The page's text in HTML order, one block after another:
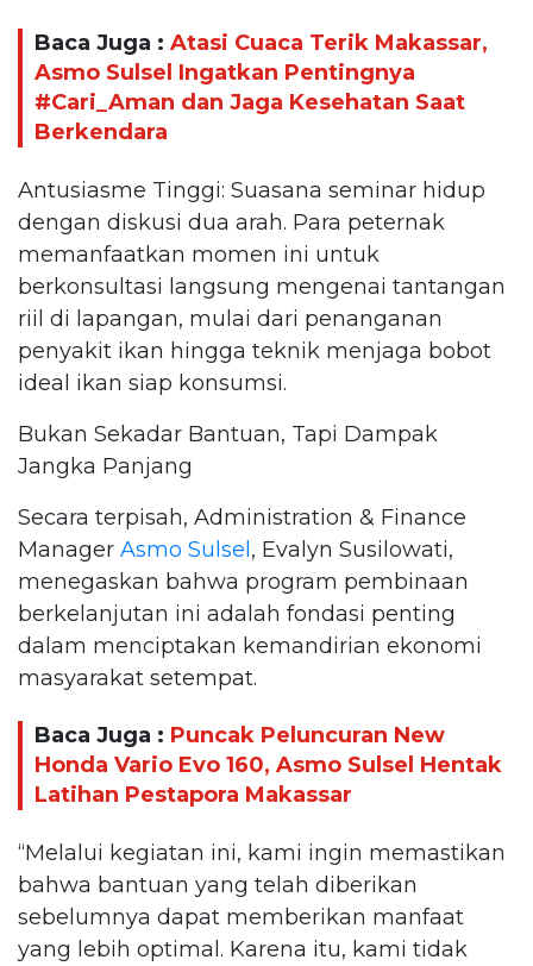
Baca Juga : Atasi Cuaca Terik Makassar,
Asmo Sulsel Ingatkan Pentingnya
#Cari_Aman dan Jaga Kesehatan Saat
Berkendara
Antusiasme Tinggi: Suasana seminar hidup
dengan diskusi dua arah. Para peternak
memanfaatkan momen ini untuk
berkonsultasi langsung mengenai tantangan
riil di lapangan, mulai dari penanganan
penyakit ikan hingga teknik menjaga bobot
ideal ikan siap konsumsi.
Bukan Sekadar Bantuan, Tapi Dampak
Jangka Panjang
Secara terpisah, Administration & Finance
Manager Asmo Sulsel , Evalyn Susilowati,
menegaskan bahwa program pembinaan
berkelanjutan ini adalah fondasi penting
dalam menciptakan kemandirian ekonomi
masyarakat setempat.
Baca Juga : Puncak Peluncuran New
Honda Vario Evo 160, Asmo Sulsel Hentak
Latihan Pestapora Makassar
“Melalui kegiatan ini, kami ingin memastikan
bahwa bantuan yang telah diberikan
sebelumnya dapat memberikan manfaat
yang lebih optimal. Karena itu, kami tidak